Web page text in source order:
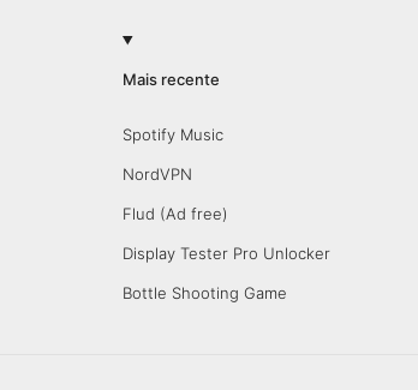
Mais recente
Spotify Music
NordVPN
Flud (Ad free)
Display Tester Pro Unlocker
Bottle Shooting Game